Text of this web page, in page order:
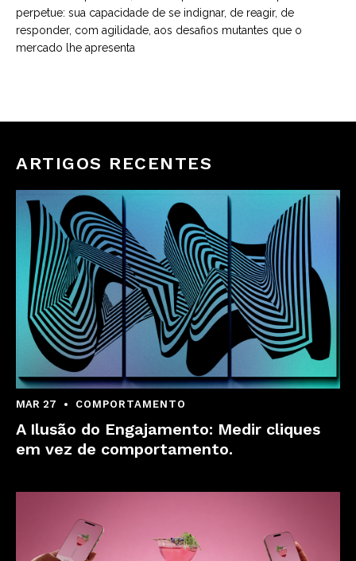
perpetue: sua capacidade de se indignar, de reagir, de
responder, com agilidade, aos desafios mutantes que o
mercado lhe apresenta
ARTIGOS RECENTES
MAR 27 COMPORTAMENTO
A Ilusão do Engajamento: Medir cliques
em vez de comportamento.